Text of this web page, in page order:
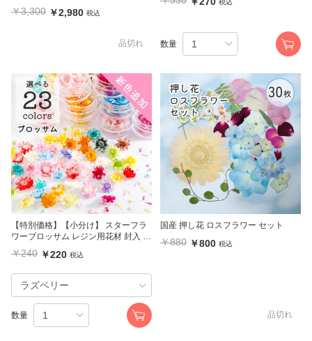
￥3,300 ￥2,980 税込
品切れ
税込
数量
【特別価格】【小分け】 スターフラ
ワーブロッサム レジン用花材 封入 小
￥240 ￥220 税込
数量
国産 押し花 ロスフラワー セット
￥880 ￥800 税込
品切れ